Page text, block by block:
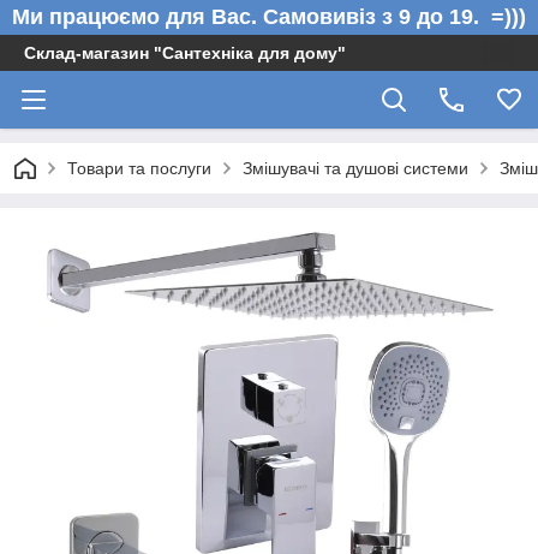
Ми працюємо для Вас. Самовивіз з 9 до 19. =)))
Склад-магазин "Сантехніка для дому"
Товари та послуги Змішувачі та душові системи